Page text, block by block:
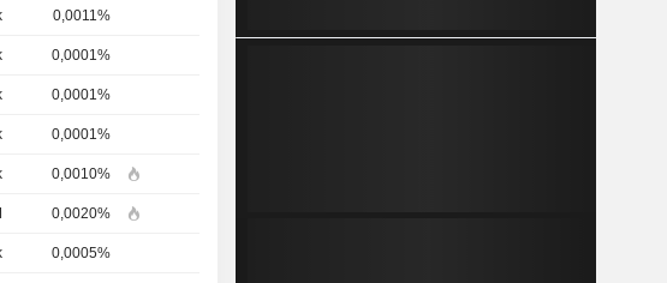
0,0011%
0,0001%
0,0001%
0,0001%
0,0010%
0,0020%
0,0005%